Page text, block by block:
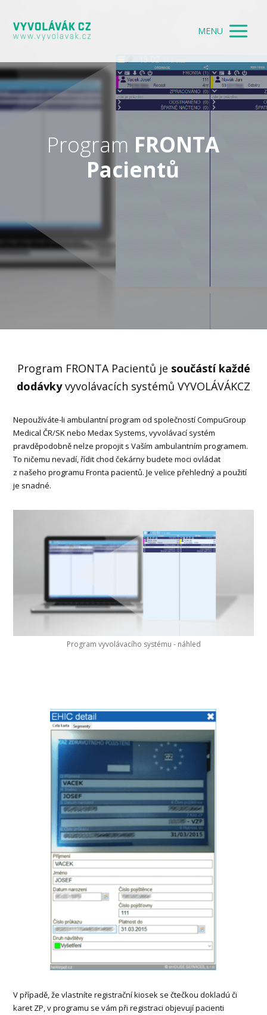
MENU
Program FRONTA
Pacientů
Program FRONTA Pacientů je součástí každé
dodávkyvyvolávacích systémů VYVOLÁVÁKCZ
Nepoužíváte-li ambulantní program od společností CompuGroup
Medical ČR/SK nebo Medax Systems, vyvolávací systém
pravděpodobně nelze propojit s Vaším ambulantním programem.
To ničemu nevadí, řídit chod čekárny budete moci ovládat
z našeho programu Fronta pacientů. Je velice přehledný a použití
je snadné.
Program vyvolávacího systému - náhled
V případě, že vlastníte registrační kiosek se čtečkou dokladú či
karet ZP, v programu se vám při registraci objevují pacienti